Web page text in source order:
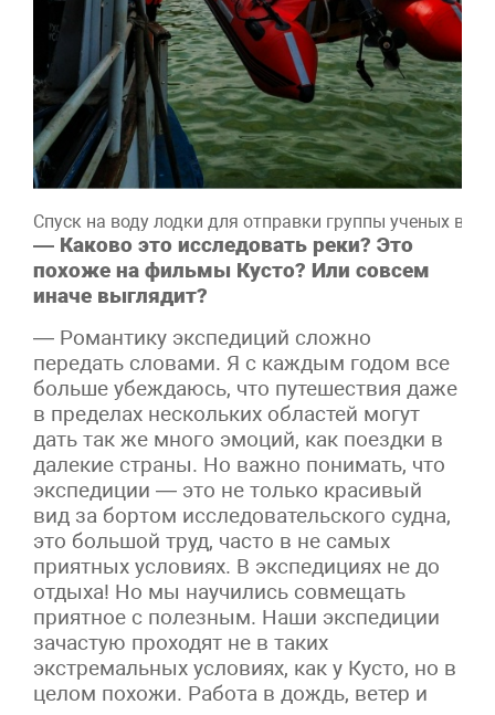
Спуск на воду лодки для отправки группы ученых в
— Каково это исследовать реки? Это
похоже на фильмы Кусто? Или совсем
иначе выглядит?
— Романтику экспедиций сложно
передать словами. Я с каждым годом все
больше убеждаюсь, что путешествия даже
в пределах нескольких областей могут
дать так же много эмоций, как поездки в
далекие страны. Но важно понимать, что
экспедиции — это не только красивый
вид за бортом исследовательского судна,
это большой труд, часто в не самых
приятных условиях. В экспедициях не до
отдыха! Но мы научились совмещать
приятное с полезным. Наши экспедиции
зачастую проходят не в таких
экстремальных условиях, как у Кусто, но в
целом похожи. Работа в дождь, ветер и